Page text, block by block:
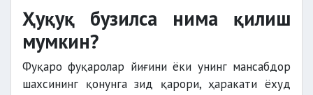
Ҳуқуқ бузилса нима қилиш
мумкин?
Фуқаро фуқаролар йиғини ёки унинг мансабдор
шахсининг қонунга зид қарори, ҳаракати ёхуд